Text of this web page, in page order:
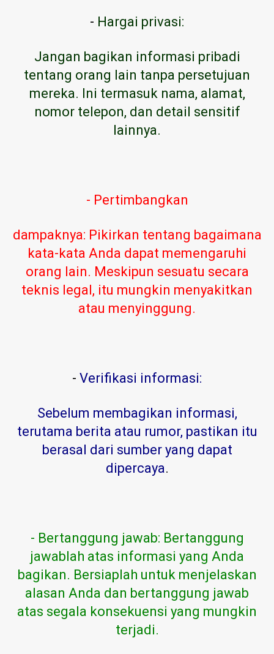
- Hargai privasi:
Jangan bagikan informasi pribadi
tentang orang lain tanpa persetujuan
mereka. Ini termasuk nama, alamat,
nomor telepon, dan detail sensitif
lainnya.
- Pertimbangkan
dampaknya: Pikirkan tentang bagaimana
kata-kata Anda dapat memengaruhi
orang lain. Meskipun sesuatu secara
teknis legal, itu mungkin menyakitkan
atau menyinggung.
- Verifikasi informasi:
Sebelum membagikan informasi,
terutama berita atau rumor, pastikan itu
berasal dari sumber yang dapat
dipercaya.
- Bertanggung jawab: Bertanggung
jawablah atas informasi yang Anda
bagikan. Bersiaplah untuk menjelaskan
alasan Anda dan bertanggung jawab
atas segala konsekuensi yang mungkin
terjadi.